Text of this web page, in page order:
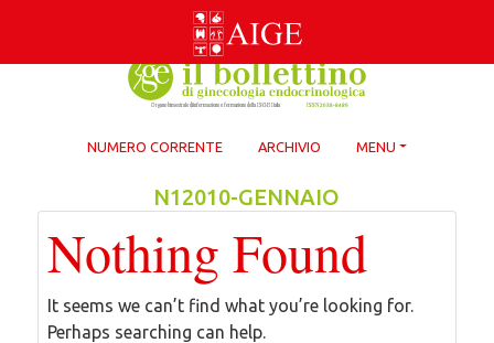
NUMERO CORRENTE ARCHIVIO MENU
N12010-GENNAIO
Nothing Found
It seems we can’t find what you’re looking for.
Perhaps searching can help.